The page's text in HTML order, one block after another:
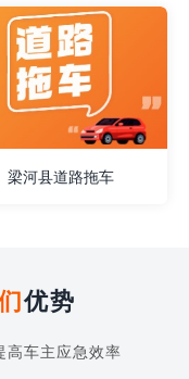
梁河县道路拖车
优势
高车主应急效率